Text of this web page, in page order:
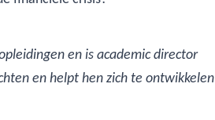
en is academic director
en helpt hen zich te ontwikkelen